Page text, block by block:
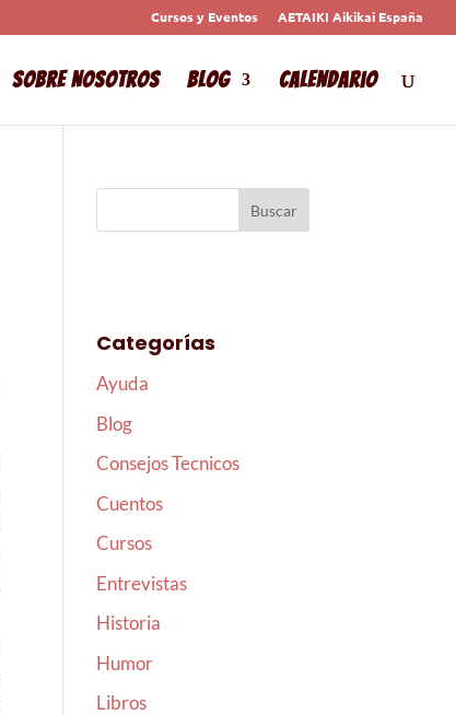
Cursos y Eventos AETAIKI Aikikai España
Sobre Nosotros Blog Calendario
Categorías
Ayuda
Blog
Consejos Tecnicos
Cuentos
Cursos
Entrevistas
Historia
Humor
Libros